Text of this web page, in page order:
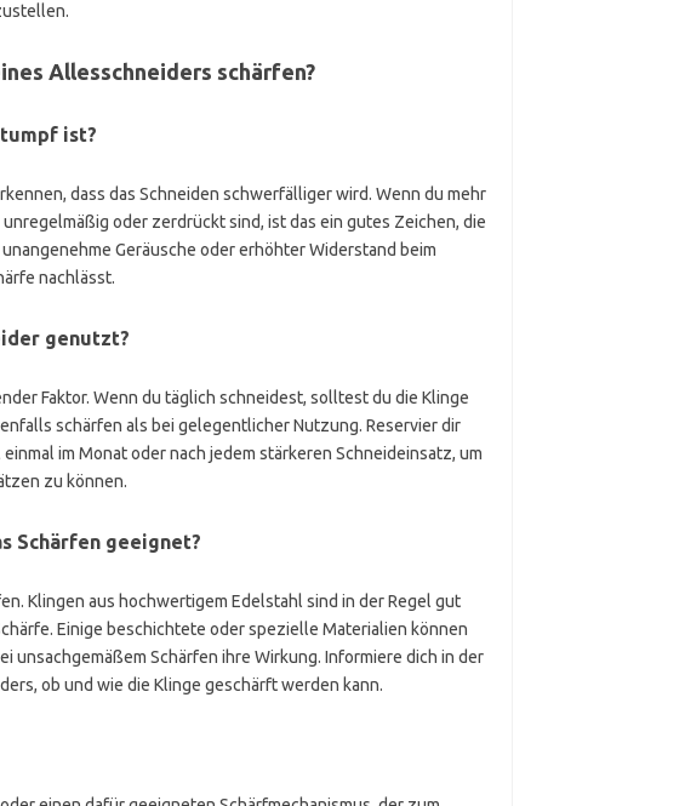
Allesschneiders schärfen?
ist?
dass das Schneiden schwerfälliger wird. Wenn du mehr
oder zerdrückt sind, ist das ein gutes Zeichen, die
Geräusche oder erhöhter Widerstand beim
nachlässt.
genutzt?
Faktor. Wenn du täglich schneidest, solltest du die Klinge
schärfen als bei gelegentlicher Nutzung. Reservier dir
im Monat oder nach jedem stärkeren Schneideinsatz, um
zu können.
Schärfen geeignet?
Klingen aus hochwertigem Edelstahl sind in der Regel gut
Einige beschichtete oder spezielle Materialien können
unsachgemäßem Schärfen ihre Wirkung. Informiere dich in der
ob und wie die Klinge geschärft werden kann.